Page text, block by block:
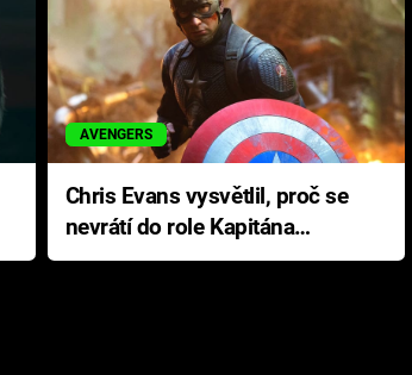
AVENGERS
Chris Evans vysvětlil, proč se
nevrátí do role Kapitána
Ameriky